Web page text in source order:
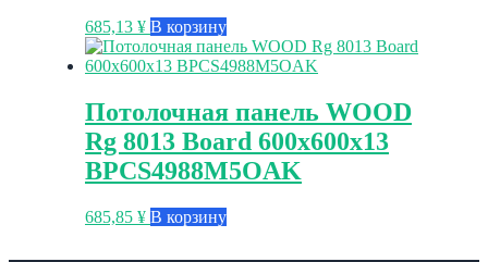
685,13 ¥ В корзину
Потолочная панель WOOD
Rg 8013 Board 600x600x13
BPCS4988M5OAK
685,85 ¥ В корзину